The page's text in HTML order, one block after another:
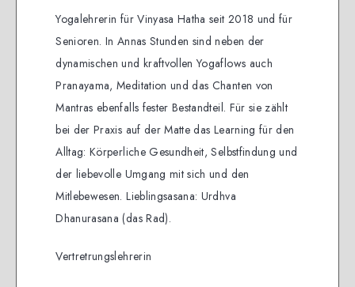
Yogalehrerin für Vinyasa Hatha seit 2018 und für
Senioren. In Annas Stunden sind neben der
dynamischen und kraftvollen Yogaflows auch
Pranayama, Meditation und das Chanten von
Mantras ebenfalls fester Bestandteil. Für sie zählt
bei der Praxis auf der Matte das Learning für den
Alltag: Körperliche Gesundheit, Selbstfindung und
der liebevolle Umgang mit sich und den
Mitlebewesen. Lieblingsasana: Urdhva
Dhanurasana (das Rad).
Vertretrungslehrerin